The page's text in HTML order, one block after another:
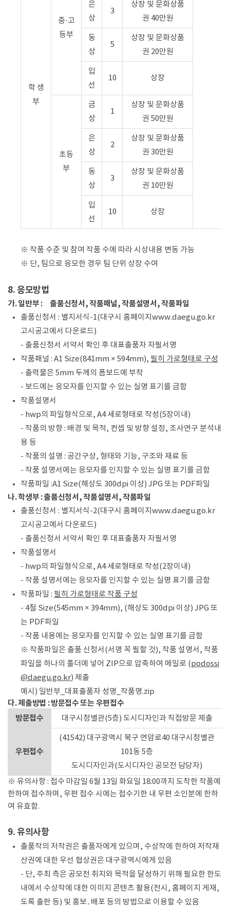
학 생
부
중·고
등부
은
상
3
상장 및 문화상품
권 40만원
동
상
5
상장 및 문화상품
권 20만원
입
선
10 상장
초등
부
금
상
1
상장 및 문화상품
권 50만원
은
상
2
상장 및 문화상품
권 30만원
동
상
3
상장 및 문화상품
권 10만원
입
선
10 상장
※ 작품 수준 및 참여 작품 수에 따라 시상내용 변동 가능
※ 단, 팀으로 응모한 경우 팀 단위 상장 수여
8. 응모방법
가. 일반부 : 출품신청서, 작품패널, 작품설명서, 작품파일
출품신청서 : 별지서식-1(대구시 홈페이지www.daegu.go.kr
고시공고에서 다운로드)
- 출품신청서 서약서 확인 후 대표출품자 자필서명
작품패널 : A1 Size(841mm × 594mm), 필히 가로형태로 구성
- 출력물은 5mm 두께의 폼보드에 부착
- 보드에는 응모자를 인지할 수 있는 실명 표기를 금함
작품설명서
- hwp의 파일형식으로, A4 세로형태로 작성(5장이내)
- 작품의 방향 : 배경 및 목적, 컨셉 및 방향 설정, 조사연구 분석내
용 등
- 작품의 설명 : 공간구상, 형태와 기능, 구조와 재료 등
- 작품 설명서에는 응모자를 인지할 수 있는 실명 표기를 금함
작품파일 :A1 Size(해상도 300dpi 이상) JPG 또는 PDF파일
나. 학생부 : 출품신청서, 작품설명서, 작품파일
출품신청서 : 별지서식-2(대구시 홈페이지www.daegu.go.kr
고시공고에서 다운로드)
- 출품신청서 서약서 확인 후 대표출품자 자필서명
작품설명서
- hwp의 파일형식으로, A4 세로형태로 작성(2장이내)
- 작품 설명서에는 응모자를 인지할 수 있는 실명 표기를 금함
작품파일 : 필히 가로형태로 작품 구성
- 4절 Size(545mm × 394mm), (해상도 300dpi 이상) JPG 또
는 PDF파일
- 작품 내용에는 응모자를 인지할 수 있는 실명 표기를 금함
※ 작품파일은 출품 신청서(서명 꼭 필할 것), 작품 설명서, 작품
파일을 하나의 폴더에 넣어 ZIP으로 압축하여 메일로 (podossi
@daegu.go.kr) 제출
예시) 일반부_대표출품자 성명_작품명.zip
다. 제출방법 : 방문접수 또는 우편접수
방문접수
대구시청별관(5층) 도시디자인과 직접방문 제출
우편접수
(41542) 대구광역시 북구 연암로40 대구시청별관
101동 5층
도시디자인과(도시디자인 공모전 담당자)
※ 유의사항 : 접수 마감일 6월 13일 화요일 18:00까지 도착한 작품에
한하여 접수하며, 우편 접수 시에는 접수기한 내 우편 소인분에 한하
여 유효함.
9. 유의사항
출품작의 저작권은 출품자에게 있으며, 수상작에 한하여 저작재
산권에 대한 우선 협상권은 대구광역시에게 있음
- 단, 주최 측은 공모전 취지와 목적을 달성하기 위해 필요한 한도
내에서 수상작에 대한 이미지 콘텐츠 활용(전시, 홈페이지 게재,
도록 출판 등) 및 홍보․배포 등의 방법으로 이용할 수 있음